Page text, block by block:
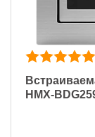
HMX-